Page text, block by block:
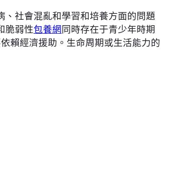
、社會混亂和學習和培養方面的問題
脆弱性包養網同時存在于青少年時期
賴經濟援助。生命周期或生活能力的